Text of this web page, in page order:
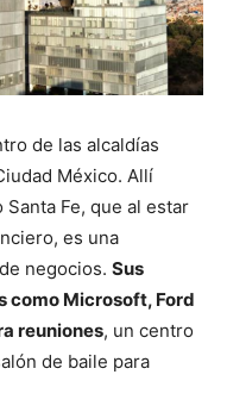
de las alcaldías
México. Allí
Fe, que al estar
es una
negocios. Sus
como Microsoft, Ford
reuniones, un centro
de baile para